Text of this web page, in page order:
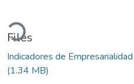
Files
Indicadores de
(1.34 MB)